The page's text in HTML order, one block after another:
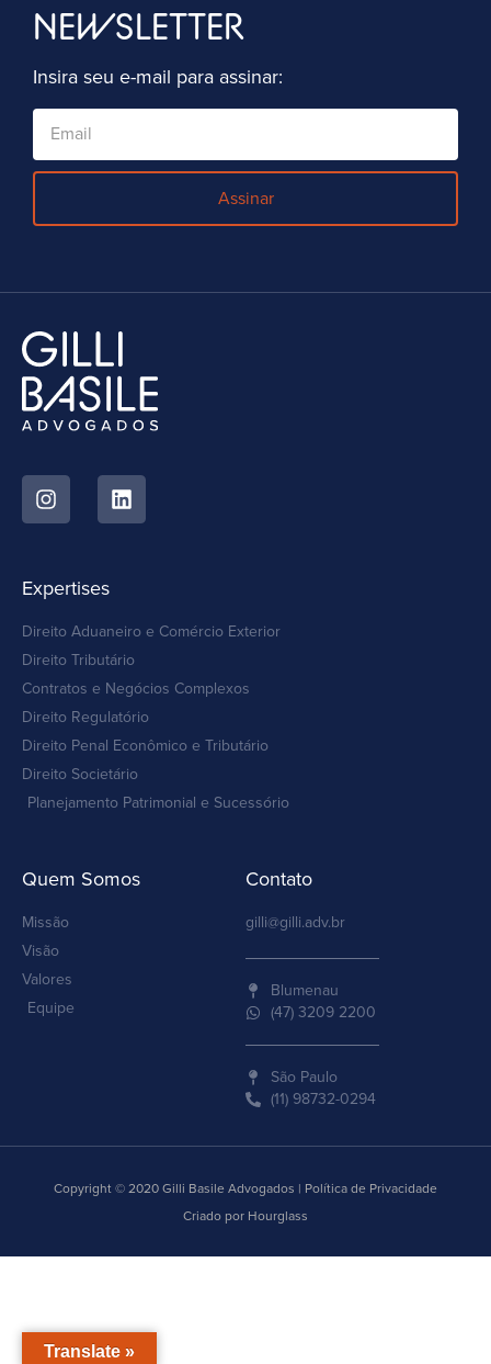
NEWSLETTER
Insira seu e-mail para assinar:
Assinar
Expertises
Direito Aduaneiro e Comércio Exterior
Direito Tributário
Contratos e Negócios Complexos
Direito Regulatório
Direito Penal Econômico e Tributário
Direito Societário
Planejamento Patrimonial e Sucessório
Quem Somos
Missão
Visão
Valores
Equipe
Contato
gilli@gilli.adv.br
Blumenau
(47) 3209 2200
São Paulo
(11) 98732-0294
Copyright © 2020 Gilli Basile Advogados | Política de Privacidade
Criado por Hourglass
Translate »